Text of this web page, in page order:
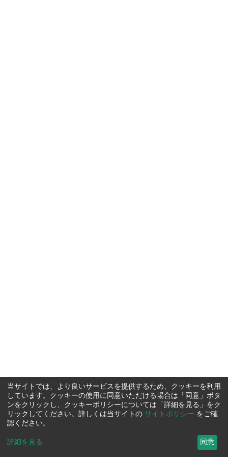
当サイトでは、より良いサービスを提供するため、クッキーを利用
しています。クッキーの使用に同意いただける場合は「同意」ボタ
ンをクリックし、クッキーポリシーについては「詳細を見る」をク
リックしてください。詳しくは当サイトの サイトポリシー をご確
認ください。
詳細を見る ... 同意